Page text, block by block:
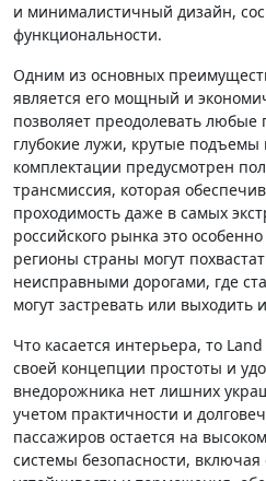
и минималистичный дизайн,
функциональности.
Одним из основных
является его мощный и
позволяет преодолевать любые
глубокие лужи, крутые
комплектации предусмотрен
трансмиссия, которая
проходимость даже в самых
российского рынка это
регионы страны могут
неисправными дорогами, где
могут застревать или выходить
Что касается интерьера, то
своей концепции простоты и
внедорожника нет лишних
учетом практичности и
пассажиров остается на
системы безопасности,